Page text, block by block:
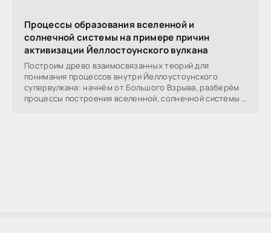
Процессы образования вселенной и
солнечной системы на примере причин
активизации Йеллостоунского вулкана
Построим древо взаимосвязанных теорий для
понимания процессов внутри Йеллоустоунского
супервулкана: начнём от Большого Взрыва, разберём
процессы построения вселенной, солнечной системы в